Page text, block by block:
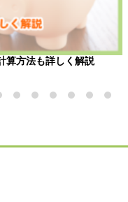
算方法も詳しく解説